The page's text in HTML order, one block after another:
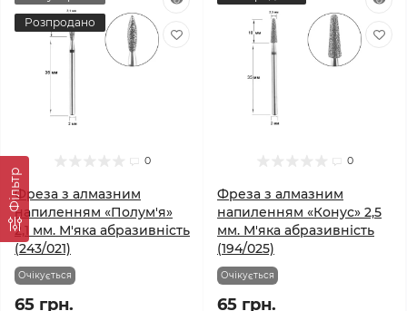
Фільтр
Розпродано
0
Фреза з алмазним
напиленням «Полум'я»
2,1 мм. М'яка абразивність
(243/021)
Очікується
65 грн.
0
Фреза з алмазним
напиленням «Конус» 2,5
мм. М'яка абразивність
(194/025)
Очікується
65 грн.